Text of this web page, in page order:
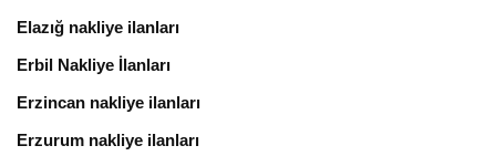
Elazığ nakliye ilanları
Erbil Nakliye İlanları
Erzincan nakliye ilanları
Erzurum nakliye ilanları